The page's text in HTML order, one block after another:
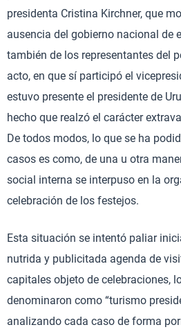
presidenta Cristina Kirchner, que
ausencia del gobierno nacional de
también de los representantes del
acto, en que sí participó el
estuvo presente el presidente de
hecho que realzó el carácter
De todos modos, lo que se ha
casos es como, de una u otra
social interna se interpuso en la
celebración de los festejos.
Esta situación se intentó paliar
nutrida y publicitada agenda de
capitales objeto de celebraciones,
denominaron como “turismo
analizando cada caso de forma